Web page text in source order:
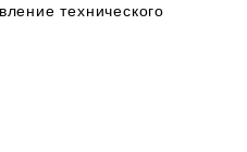
технического